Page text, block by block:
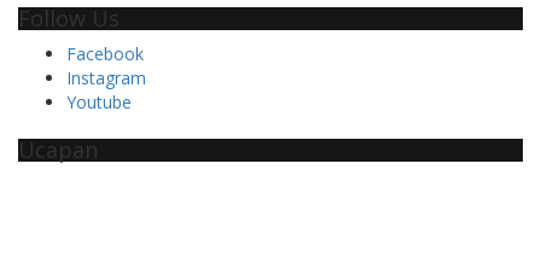
Follow Us
Facebook
Instagram
Youtube
Ucapan